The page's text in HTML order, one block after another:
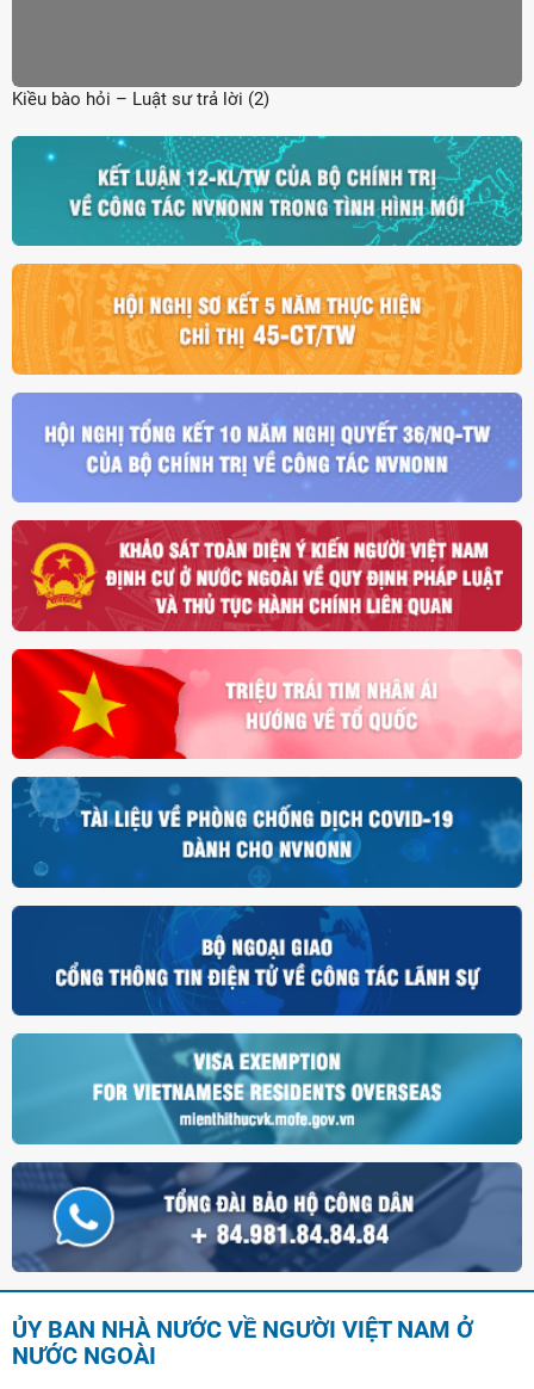
Kiều bào hỏi – Luật sư trả lời (2)
ỦY BAN NHÀ NƯỚC VỀ NGƯỜI VIỆT NAM Ở
NƯỚC NGOÀI